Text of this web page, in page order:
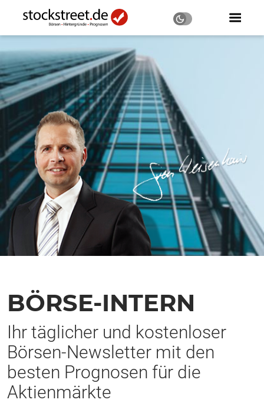
BÖRSE-INTERN
Ihr täglicher und kostenloser
Börsen-Newsletter mit den
besten Prognosen für die
Aktienmärkte